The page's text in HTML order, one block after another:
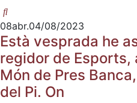
08abr.04/08/2023
Està vesprada he
regidor de Esports,
Món de Pres
del Pi. On